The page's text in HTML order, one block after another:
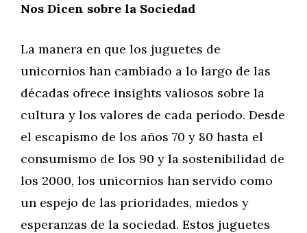
Nos Dicen sobre la Sociedad
La manera en que los juguetes de
unicornios han cambiado a lo largo de las
décadas ofrece insights valiosos sobre la
cultura y los valores de cada período. Desde
el escapismo de los años 70 y 80 hasta el
consumismo de los 90 y la sostenibilidad de
los 2000, los unicornios han servido como
un espejo de las prioridades, miedos y
esperanzas de la sociedad. Estos juguetes